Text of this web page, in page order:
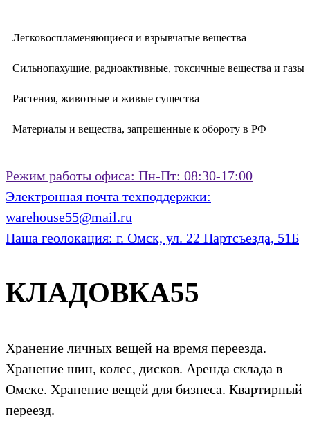
Легковоспламеняющиеся и взрывчатые вещества
Сильнопахущие, радиоактивные, токсичные вещества и газы
Растения, животные и живые существа
Материалы и вещества, запрещенные к обороту в РФ
Режим работы офиса: Пн-Пт: 08:30-17:00
Электронная почта техподдержки:
warehouse55@mail.ru
Наша геолокация: г. Омск, ул. 22 Партсъезда, 51Б
КЛАДОВКА55
Хранение личных вещей на время переезда.
Хранение шин, колес, дисков. Аренда склада в
Омске. Хранение вещей для бизнеса. Квартирный
переезд.